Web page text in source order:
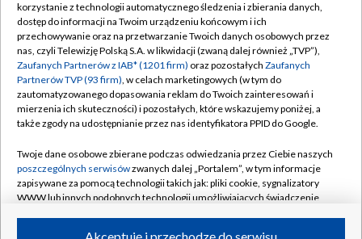
TVP
Abonament TVP
Emisja w TVP
Centrum informacji TVP
Naziemna Telewizja Cyfrowa
Rada Programowa
System NOS
Informacje o nadawcy
Regulamin TVP
Polityka prywatności
Moje zgody
Pomoc
Kontakt
Kanały
korzystanie z technologii automatycznego śledzenia i zbierania danych,
dostęp do informacji na Twoim urządzeniu końcowym i ich
przechowywanie oraz na przetwarzanie Twoich danych osobowych przez
nas, czyli Telewizję Polską S.A. w likwidacji (zwaną dalej również „TVP”),
Zaufanych Partnerów z IAB* (1201 firm) oraz pozostałych Zaufanych
Partnerów TVP (93 firm), w celach marketingowych (w tym do
zautomatyzowanego dopasowania reklam do Twoich zainteresowań i
mierzenia ich skuteczności) i pozostałych, które wskazujemy poniżej, a
także zgody na udostępnianie przez nas identyfikatora PPID do Google.
Twoje dane osobowe zbierane podczas odwiedzania przez Ciebie naszych
poszczególnych serwisówzwanych dalej „Portalem”, w tym informacje
zapisywane za pomocą technologii takich jak: pliki cookie, sygnalizatory
WWW lub innych podobnych technologii umożliwiających świadczenie